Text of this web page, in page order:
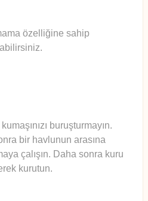
özelliğine sahip
buruşturmayın.
bir havlunun arasına
çalışın. Daha sonra kuru
kurutun.